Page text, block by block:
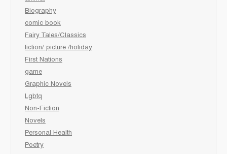
Biography
comic book
Fairy Tales/Classics
fiction/ picture /holiday
First Nations
game
Graphic Novels
Lgbtq
Non-Fiction
Novels
Personal Health
Poetry